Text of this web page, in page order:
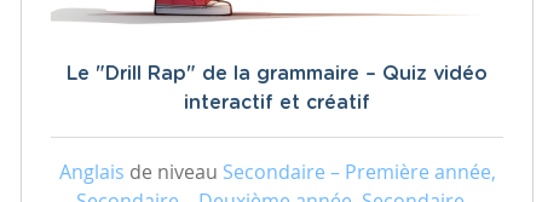
Le "Drill Rap" de la grammaire – Quiz vidéo
interactif et créatif
Anglais de niveau Secondaire – Première année,